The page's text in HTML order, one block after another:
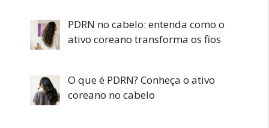
PDRN no cabelo: entenda como o
ativo coreano transforma os fios
O que é PDRN? Conheça o ativo
coreano no cabelo